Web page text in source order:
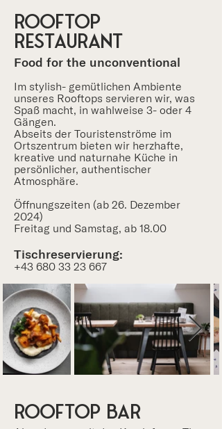
ROOFTOP
RESTAURANT
​Food for the unconventional
Im stylish- gemütlichen Ambiente
unseres Rooftops servieren wir, was
Spaß macht, in wahlweise 3- oder 4
Gängen.
Abseits der Touristenströme im
Ortszentrum bieten wir herzhafte,
kreative und naturnahe Küche in
persönlicher, authentischer
Atmosphäre.
Öffnungszeiten (ab 26. Dezember
2024)
Freitag und Samstag, ab 18.00
Tischreservierung:
+43 680 33 23 667
ROOFTOP BAR